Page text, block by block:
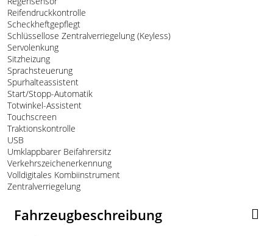
Reifendruckkontrolle
Scheckheftgepflegt
Schlüssellose Zentralverriegelung (Keyless)
Servolenkung
Sitzheizung
Sprachsteuerung
Spurhalteassistent
Start/Stopp-Automatik
Totwinkel-Assistent
Touchscreen
Traktionskontrolle
USB
Umklappbarer Beifahrersitz
Verkehrszeichenerkennung
Volldigitales Kombiinstrument
Zentralverriegelung
Fahrzeugbeschreibung